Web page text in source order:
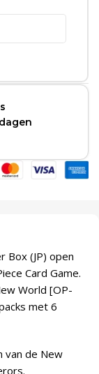
Box (JP) open
Card Game.
World [OP-
met 6
van de New